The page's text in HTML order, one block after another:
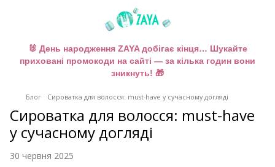
🐰 День народження ZAYA добігає кінця… Шукайте
приховані промокоди на сайті — за кілька годин вони
зникнуть! 🎁
Блог Сироватка для волосся: must-have у сучасному догляді
Сироватка для волосся: must-have
у сучасному догляді
30 червня 2025